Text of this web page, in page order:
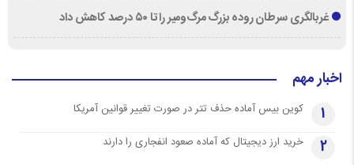
غربالگری سرطان روده بزرگ مرگ‌ومیر را تا ۵۰ درصد کاهش داد
اخبار مهم
1 کوین بیس آماده حذف تتر در صورت تغییر قوانین آمریکا
2 خرید ارز دیجیتال که آماده صعود انفجاری را دارند